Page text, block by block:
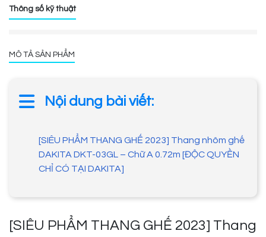
Thông số kỹ thuật
MÔ TẢ SẢN PHẨM
Nội dung bài viết:
[SIÊU PHẨM THANG GHẾ 2023] Thang nhôm ghế
DAKITA DKT-03GL – Chữ A 0.72m [ĐỘC QUYỀN
CHỈ CÓ TẠI DAKITA]
[SIÊU PHẨM THANG GHẾ 2023] Thang